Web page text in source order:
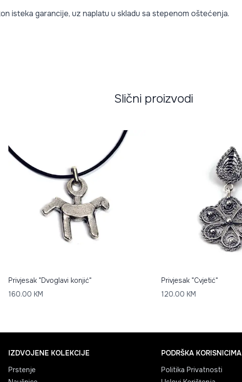
isteka garancije, uz naplatu u skladu sa stepenom oštećenja.
Slični proizvodi
Privjesak "Dvoglavi konjić"
160.00 KM
Privjesak "Cvjetić"
120.00 KM
IZDVOJENE KOLEKCIJE
Prstenje
PODRŠKA KORISNICIMA
Politika Privatnosti